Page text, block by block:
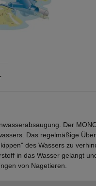
Der
Das regelmäßige
des Wassers zu
in das Wasser gelangt
von Nagetieren.